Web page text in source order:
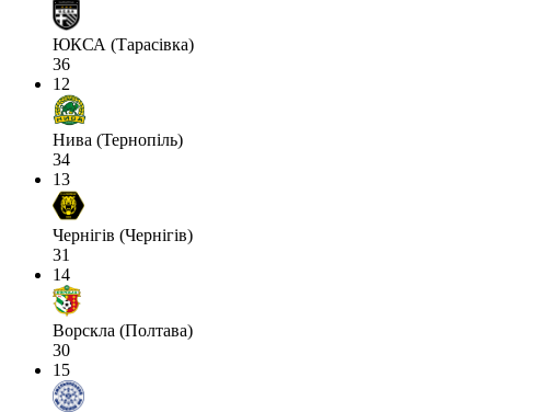
ЮКСА (Тарасівка)
36
12
Нива (Тернопіль)
34
13
Чернігів (Чернігів)
31
14
Ворскла (Полтава)
30
15